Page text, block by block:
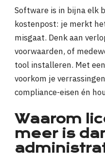
Software is in bijna elk
kostenpost: je merkt
misgaat. Denk aan
voorwaarden, of
tool installeren. Met
voorkom je
compliance-eisen én
Waarom
meer is